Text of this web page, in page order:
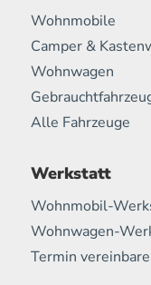
Wohnmobile
Camper &
Wohnwagen
Alle Fahrzeuge
Werkstatt
Wohnmobil-
Wohnwagen-
Termin